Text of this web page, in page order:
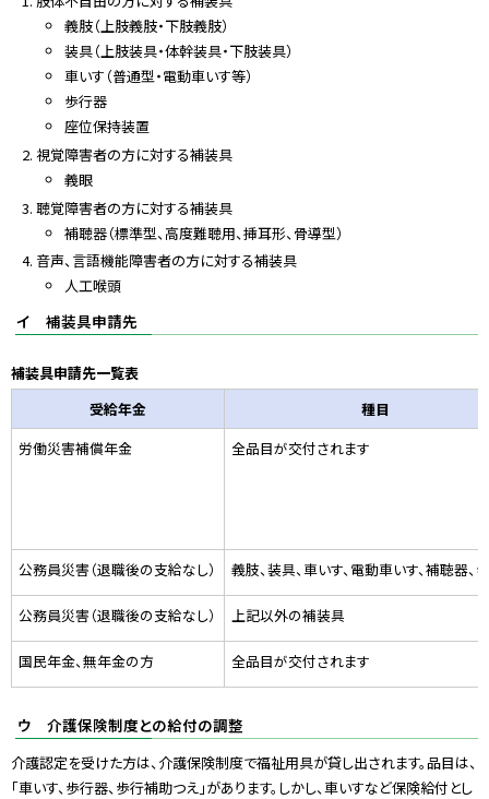
義肢（上肢義肢・下肢義肢）
装具（上肢装具・体幹装具・下肢装具）
車いす（普通型・電動車いす等）
歩行器
座位保持装置
視覚障害者の方に対する補装具
義眼
聴覚障害者の方に対する補装具
補聴器（標準型、高度難聴用、挿耳形、骨導型）
音声、言語機能障害者の方に対する補装具
人工喉頭
イ 補装具申請先
補装具申請先一覧表
受給年金
種目
労働災害補償年金
全品目が交付されます
公務員災害（退職後の支給なし） 義肢、装具、車いす、電動車いす、補聴器、
公務員災害（退職後の支給なし） 上記以外の補装具
国民年金、無年金の方 全品目が交付されます
ウ 介護保険制度との給付の調整
介護認定を受けた方は、介護保険制度で福祉用具が貸し出されます。品目は、
「車いす、歩行器、歩行補助つえ」があります。しかし、車いすなど保険給付とし